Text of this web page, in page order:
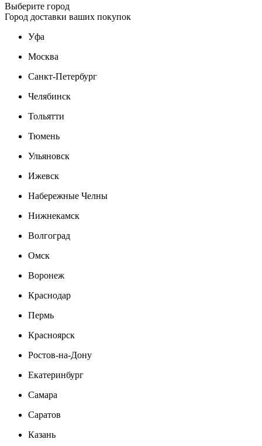
Выберите город
Город доставки ваших покупок
Уфа
Москва
Санкт-Петербург
Челябинск
Тольятти
Тюмень
Ульяновск
Ижевск
Набережные Челны
Нижнекамск
Волгоград
Омск
Воронеж
Краснодар
Пермь
Красноярск
Ростов-на-Дону
Екатеринбург
Самара
Саратов
Казань